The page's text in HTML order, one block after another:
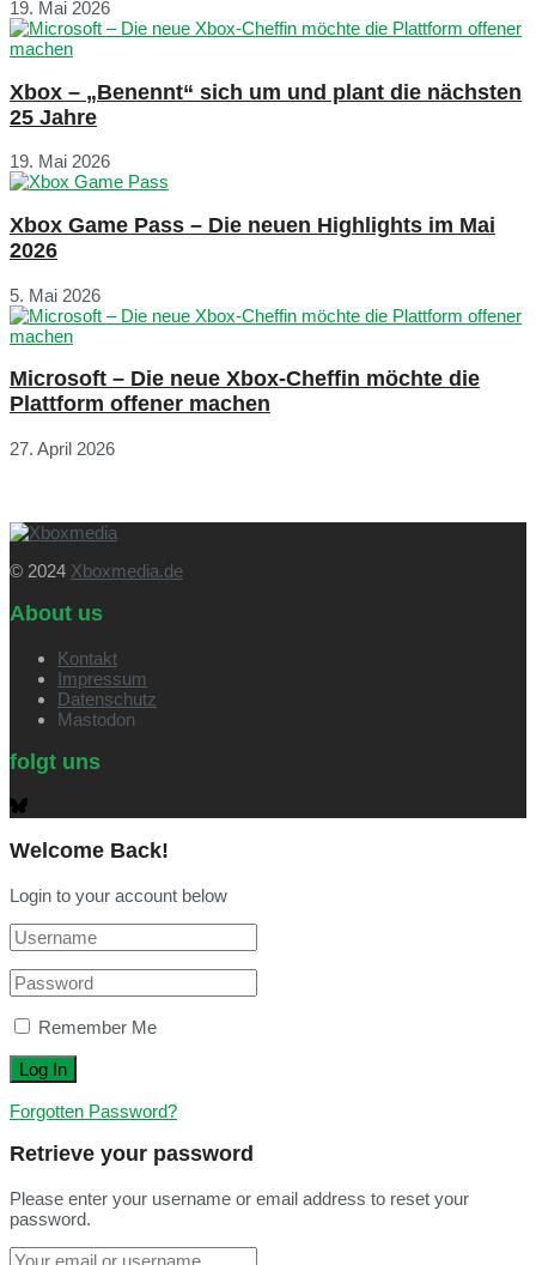
19. Mai 2026
Xbox – „Benennt“ sich um und plant die nächsten
25 Jahre
19. Mai 2026
Xbox Game Pass – Die neuen Highlights im Mai
2026
5. Mai 2026
Microsoft – Die neue Xbox-Cheffin möchte die
Plattform offener machen
27. April 2026
© 2024 Xboxmedia.de
About us
Kontakt
Impressum
Datenschutz
Mastodon
folgt uns
Welcome Back!
Login to your account below
Remember Me
Forgotten Password?
Retrieve your password
Please enter your username or email address to reset your
password.